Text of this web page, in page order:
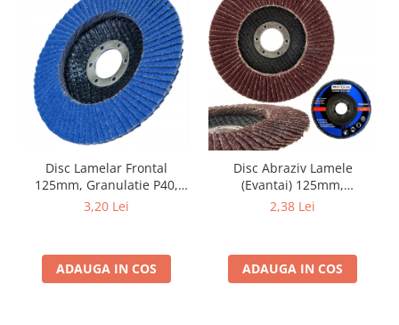
Disc Lamelar Frontal
125mm, Granulatie P40,
Abraziv Premium din
13300 RPM, pentru Slefuire
Otel, Inox, Lemn si Metal,
3,20 Lei
ADAUGA IN COS
Disc Abraziv Lamele
(Evantai) 125mm,
Granulație , pentru Metal și
2,38 Lei
ADAUGA IN COS